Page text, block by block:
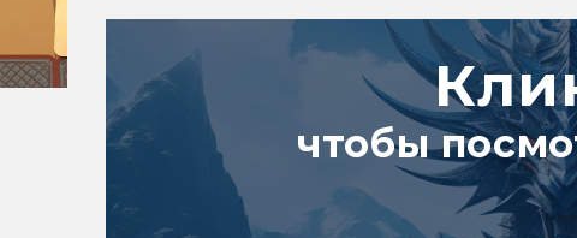
чтобы